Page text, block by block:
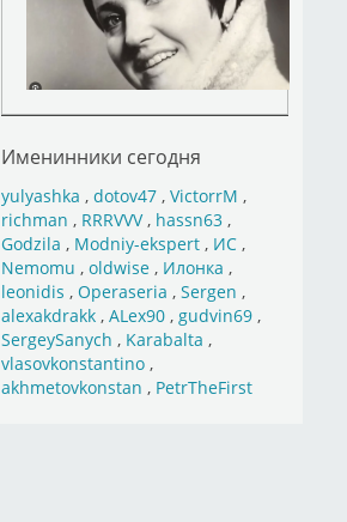
Именинники сегодня
yulyashka , dotov47, VictorrM ,
richman , RRRVVV, hassn63,
Godzila , Modniy-ekspert, ИС,
Nemomu , oldwise, Илонка ,
leonidis , Operaseria , Sergen ,
alexakdrakk, ALex90, gudvin69,
SergeySanych , Karabalta ,
vlasovkonstantino,
akhmetovkonstan , PetrTheFirst